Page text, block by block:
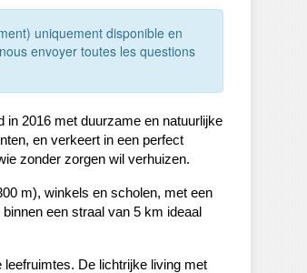
uniquement disponible en
envoyer toutes les questions
in 2016 met duurzame en natuurlijke
en verkeert in een perfect
zonder zorgen wil verhuizen.
m), winkels en scholen, met een
een straal van 5 km ideaal
De lichtrijke living met